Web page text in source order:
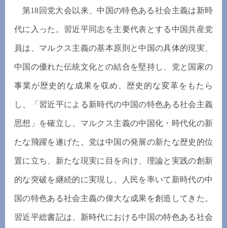
第18回党大会以来、中国の特色ある社会主義は新時
代に入った。習近平同志を主要代表とする中国共産党
員は、マルクス主義の基本原則と中国の具体的現実、
中国の優れた伝統文化との結合を堅持し、党と国家の
事業が歴史的な成果を収め、歴史的な変革をもたら
し、「習近平による新時代の中国の特色ある社会主義
思想」を確立し、マルクス主義の中国化・時代化の新
たな飛躍を遂げた。党は中国の発展の新たな歴史的位
置に立ち、新たな現実に目を向け、理論と実践の創新
的な突破を継続的に実現し、人民を率いて新時代の中
国の特色ある社会主義の偉大な成果を創造してきた。
習近平総書記は、新時代における中国の特色ある社会